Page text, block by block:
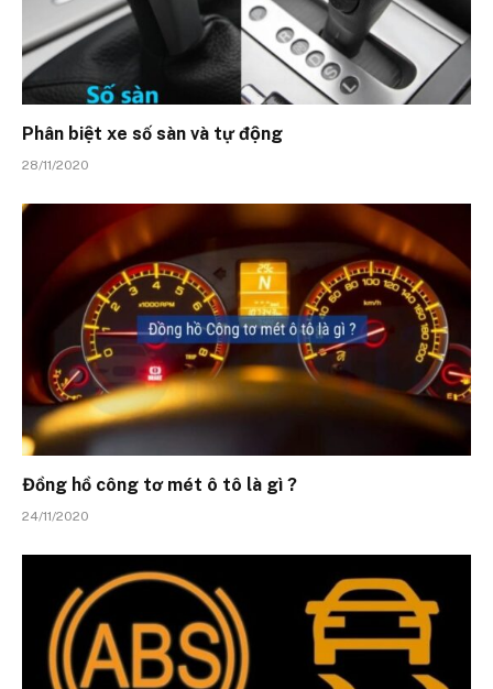
Phân biệt xe số sàn và tự động
28/11/2020
Đồng hồ công tơ mét ô tô là gì ?
24/11/2020